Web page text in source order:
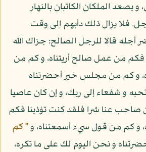
و يصعد الملكان الكاتبان بالنهار
جل. فلا يزال ذلك دأبهم إلى وقت
قالا للرجل الصالح: جزاك الله
من عمل صالح أريتناه، و كم من
و كم من مجلس خير أحضرتناه
و شفعاء إلى ربك، و إن كان عاصيا
صاحب عنا شرا فلقد كنت تؤذينا فكم
و كم من قول سيء أسمعتناه، و" كم
و نحن اليوم لك على ما تكره،